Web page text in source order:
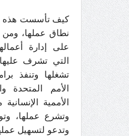
كيف تأسست هذه
نطاق عملها،
على إدارة
التي تشرف
تشغلها وتنفذ
الأمم المتحدة
الأممية
وتشرع عملها،
وتدعو لتسهيل